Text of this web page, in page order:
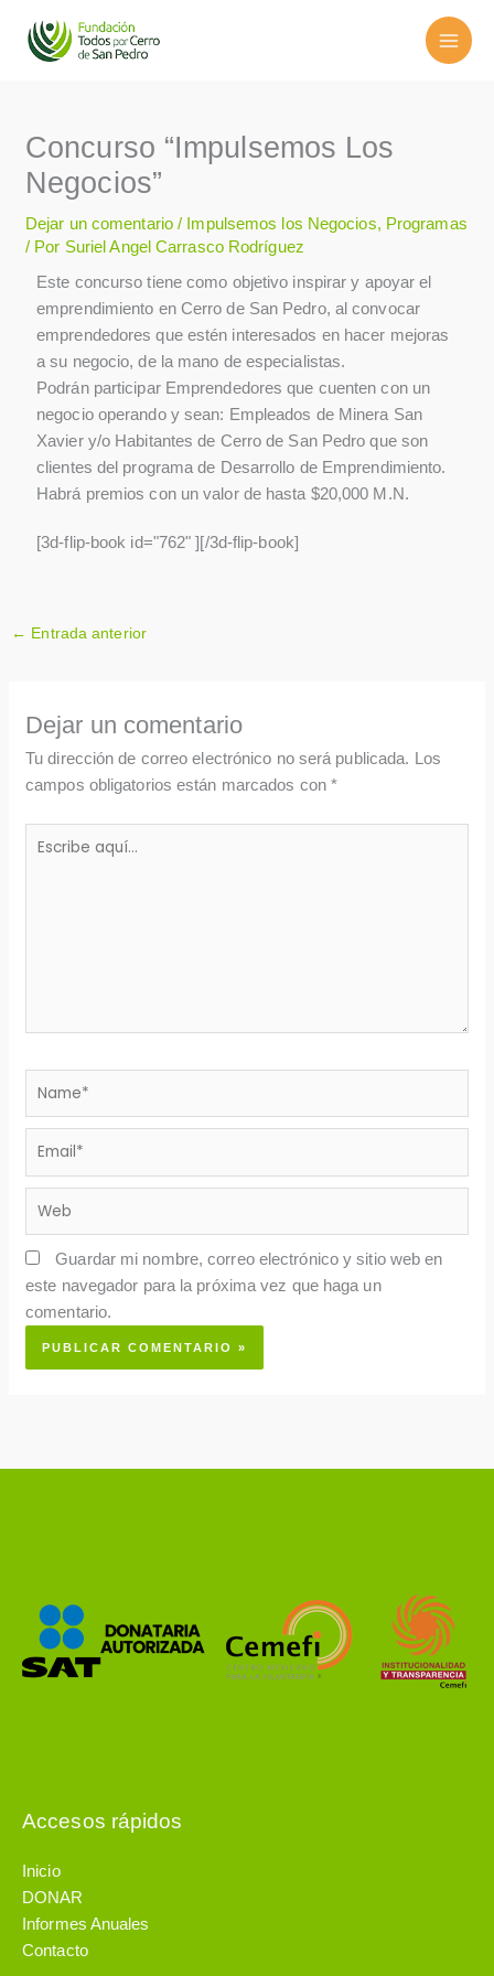
contenido
Concurso “Impulsemos Los
Negocios”
Dejar un comentario / Impulsemos los Negocios, Programas
/ Por Suriel Angel Carrasco Rodríguez
Este concurso tiene como objetivo inspirar y apoyar el
emprendimiento en Cerro de San Pedro, al convocar
emprendedores que estén interesados en hacer mejoras
a su negocio, de la mano de especialistas.
Podrán participar Emprendedores que cuenten con un
negocio operando y sean: Empleados de Minera San
Xavier y/o Habitantes de Cerro de San Pedro que son
clientes del programa de Desarrollo de Emprendimiento.
Habrá premios con un valor de hasta $20,000 M.N.
[3d-flip-book id="762" ][/3d-flip-book]
← Entrada anterior
Dejar un comentario
Tu dirección de correo electrónico no será publicada. Los
campos obligatorios están marcados con *
Guardar mi nombre, correo electrónico y sitio web en
este navegador para la próxima vez que haga un
comentario.
Accesos rápidos
Inicio
DONAR
Informes Anuales
Contacto